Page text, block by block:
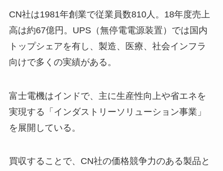
CN社は1981年創業で従業員数810人。18年度売上
高は約67億円。UPS（無停電電源装置）では国内
トップシェアを有し、製造、医療、社会インフラ
向けで多くの実績がある。
富士電機はインドで、主に生産性向上や省エネを
実現する「インダストリーソリューション事業」
を展開している。
買収することで、CN社の価格競争力のある製品と